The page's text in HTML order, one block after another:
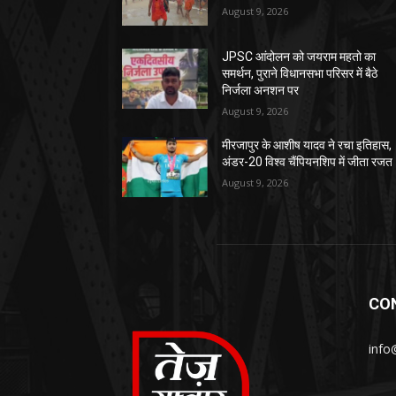
August 9, 2026
JPSC आंदोलन को जयराम महतो का
समर्थन, पुराने विधानसभा परिसर में बैठे
निर्जला अनशन पर
August 9, 2026
मीरजापुर के आशीष यादव ने रचा इतिहास,
अंडर-20 विश्व चैंपियनशिप में जीता रजत
August 9, 2026